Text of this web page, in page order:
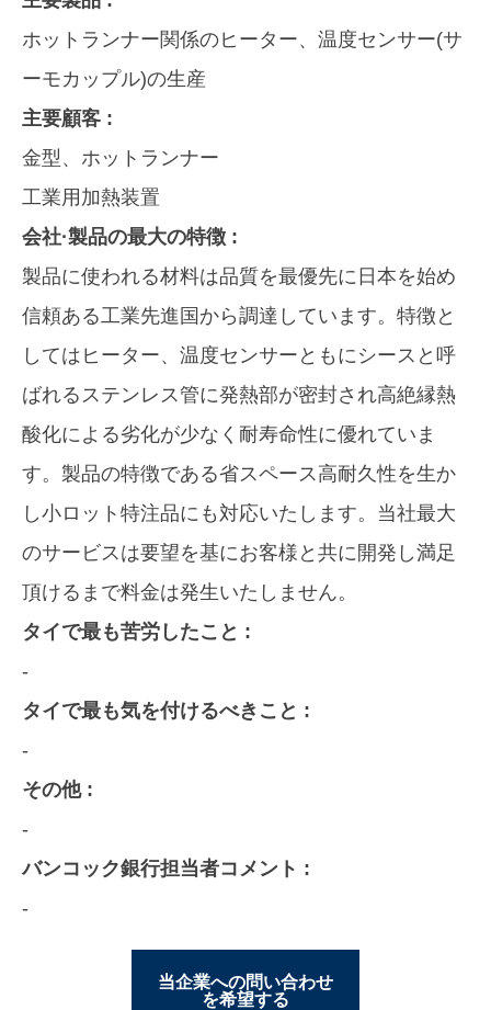
ホットランナー関係のヒーター、温度センサー(サ
ーモカップル)の生産
主要顧客 :
金型、ホットランナー
工業用加熱装置
会社·製品の最大の特徴 :
製品に使われる材料は品質を最優先に日本を始め
信頼ある工業先進国から調達しています。特徴と
してはヒーター、温度センサーともにシースと呼
ばれるステンレス管に発熱部が密封され高絶縁熱
酸化による劣化が少なく耐寿命性に優れていま
す。製品の特徴である省スペース高耐久性を生か
し小ロット特注品にも対応いたします。当社最大
のサービスは要望を基にお客様と共に開発し満足
頂けるまで料金は発生いたしません。
タイで最も苦労したこと :
-
タイで最も気を付けるべきこと :
-
その他 :
-
バンコック銀行担当者コメント :
-
当企業への問い合わせ
を希望する